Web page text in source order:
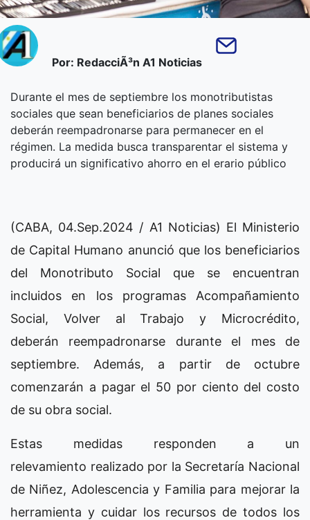
Por: RedacciÃ³n A1 Noticias
Durante el mes de septiembre los monotributistas
sociales que sean beneficiarios de planes sociales
deberán reempadronarse para permanecer en el
régimen. La medida busca transparentar el sistema y
producirá un significativo ahorro en el erario público
(CABA, 04.Sep.2024 / A1 Noticias) El Ministerio
de Capital Humano anunció que los beneficiarios
del Monotributo Social que se encuentran
incluidos en los programas Acompañamiento
Social, Volver al Trabajo y Microcrédito,
deberán reempadronarse durante el mes de
septiembre. Además, a partir de octubre
comenzarán a pagar el 50 por ciento del costo
de su obra social.
Estas medidas responden a un
relevamiento realizado por la Secretaría Nacional
de Niñez, Adolescencia y Familia para mejorar la
herramienta y cuidar los recursos de todos los